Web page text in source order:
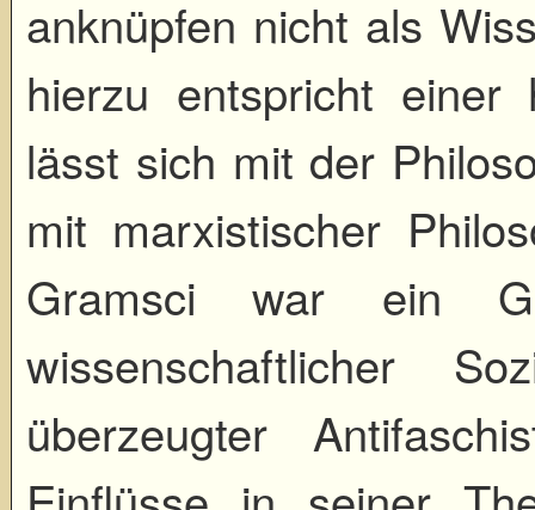
anknüpfen nicht als
hierzu entspricht einer
lässt sich mit der
mit marxistischer
Gramsci war ein
wissenschaftlicher
überzeugter